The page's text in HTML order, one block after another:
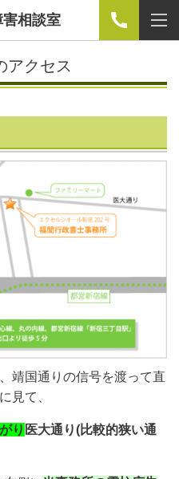
相談室
アクセス
靖国通りの信号を渡って直
見て、
り 医大通り(比較的狭い通